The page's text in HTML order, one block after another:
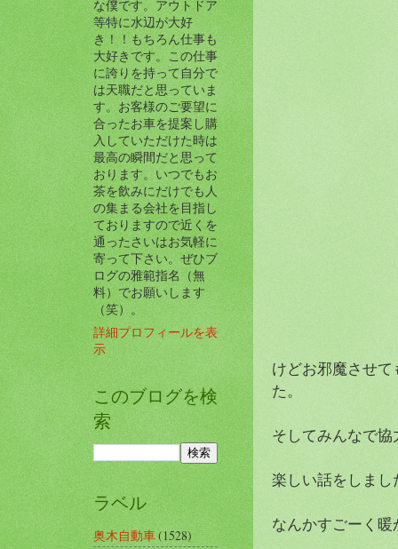
けどお邪魔させ
た。
そしてみんなで
楽しい話をしまし
なんかすごーく
な僕です。アウトドア
等特に水辺が大好
き！！もちろん仕事も
大好きです。この仕事
に誇りを持って自分で
は天職だと思っていま
す。お客様のご要望に
合ったお車を提案し購
入していただけた時は
最高の瞬間だと思って
おります。いつでもお
茶を飲みにだけでも人
の集まる会社を目指し
ておりますので近くを
通ったさいはお気軽に
寄って下さい。ぜひブ
ログの雅範指名（無
料）でお願いします
（笑）。
詳細プロフィールを表
示
このブログを検
索
ラベル
奥木自動車(1528)